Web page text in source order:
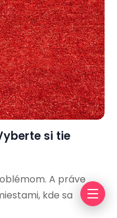
si tie
A práve
kde sa